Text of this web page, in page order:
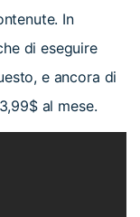
In
di eseguire
e ancora di
al mese.